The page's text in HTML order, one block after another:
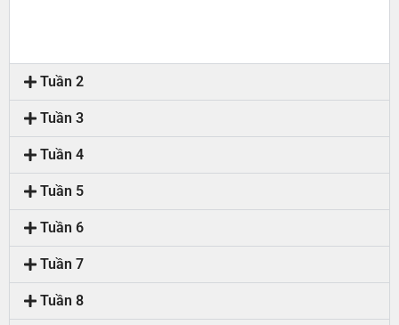
Tuần 2
Tuần 3
Tuần 4
Tuần 5
Tuần 6
Tuần 7
Tuần 8